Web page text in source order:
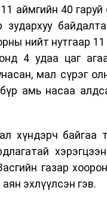
аймгийн 40
зудархуу
нийт нутгаар
4 удаа цаг
мал сүрэг
амь насаа
хүндэрч
газар
эхлүүлсэн гэв.